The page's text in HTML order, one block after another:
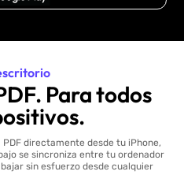
Para todos
directamente desde tu iPhone,
se sincroniza entre tu ordenador
sin esfuerzo desde cualquier